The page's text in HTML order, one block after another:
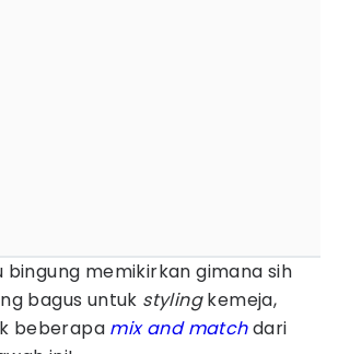
bingung memikirkan gimana sih
bagus untuk stylingkemeja,
beberapa mix and matchdari